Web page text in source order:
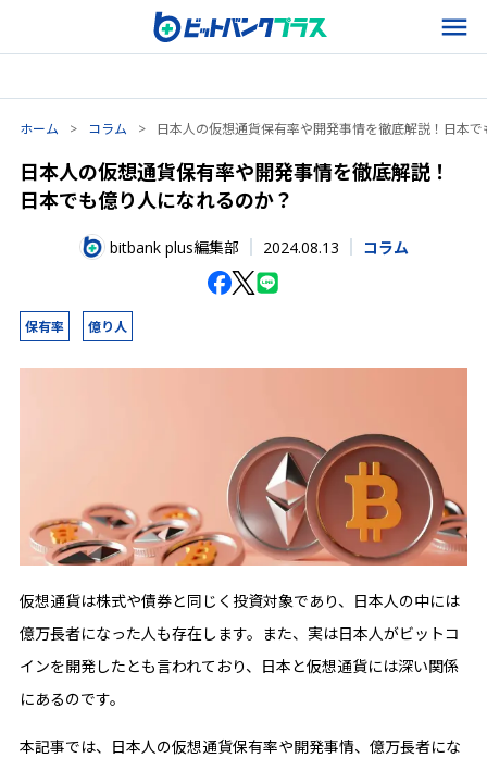
ホーム > コラム > 日本人の仮想通貨保有率や開発事情を徹底解説！日本
日本人の仮想通貨保有率や開発事情を徹底解説！
日本でも億り人になれるのか？
bitbank plus編集部 2024.08.13 コラム
保有率 億り人
仮想通貨は株式や債券と同じく投資対象であり、日本人の中には
億万長者になった人も存在します。また、実は日本人がビットコ
インを開発したとも言われており、日本と仮想通貨には深い関係
にあるのです。
本記事では、日本人の仮想通貨保有率や開発事情、億万長者にな